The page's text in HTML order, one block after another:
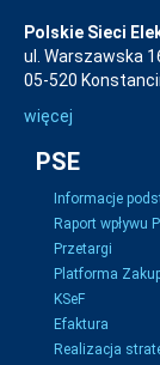
Polskie Sieci
ul. Warszawska
05-520
więcej
PSE
Informacje
Raport wpływu
Przetargi
Platforma
KSeF
Efaktura
Realizacja